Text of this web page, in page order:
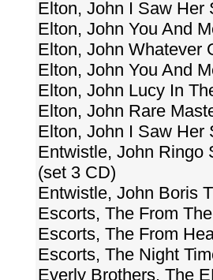
Elton, John I Saw Her
Elton, John You And
Elton, John Whatever
Elton, John You And
Elton, John Lucy In
Elton, John Rare
Elton, John I Saw Her
Entwistle, John Ringo
(set 3 CD)
Entwistle, John Boris
Escorts, The From
Escorts, The From
Escorts, The Night
Everly Brothers, The